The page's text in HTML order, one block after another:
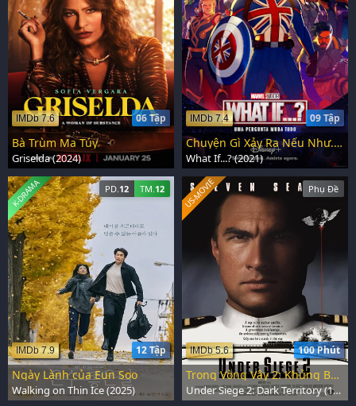
06 Tập
IMDb 7.6
Bà Trùm Ma Túy
Griselda (2024)
09 Tập
IMDb 7.4
Chuyện Gì Xảy Ra Nếu Như...?
What If...? (2021)
PD.12 TM.12
12 Tập
IMDb 7.9
K-DRAMA
Ngày Lành của Eun Soo
Walking on Thin Ice (2025)
Phụ Đề
100 Phút
IMDb 5.6
US-MOVIE
Trong Vòng Vây 2: Khủng Bố Đen
Under Siege 2: Dark Territory (1995)